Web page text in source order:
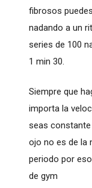
fibrosos
nadando a un
series de 100
1 min 30.
Siempre que
importa la
seas
ojo no es de la
periodo por
de gym